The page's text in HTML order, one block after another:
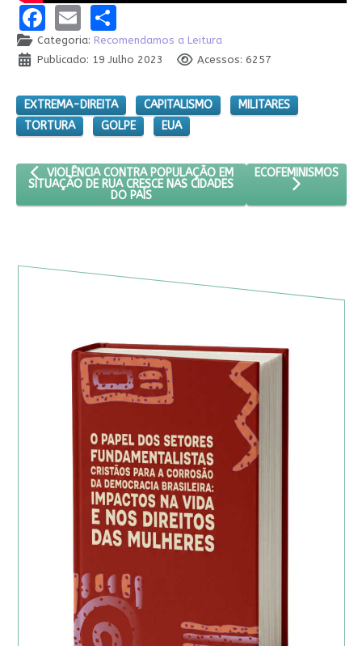
Facebook
EmailShare
Categoria: Recomendamos a Leitura
Publicado: 19 Julho 2023
Acessos: 6257
EXTREMA-DIREITA CAPITALISMO
MILITARES
TORTURA
GOLPE EUA
ARTIGO ANTERIOR: VIOLÊNCIA CONTRA POPULAÇÃO EM
VIOLÊNCIA CONTRA POPULAÇÃO EM
SITUAÇÃO DE RUA CRESCE NAS CIDADES
DO PAÍS
PRÓXIMO ARTIGO:
ECOFEMINISMOS